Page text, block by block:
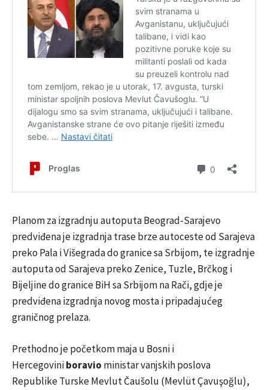
Planom za izgradnju autoputa Beograd-Sarajevo
predviđena je izgradnja trase brze autoceste od Sarajeva
preko Pala i Višegrada do granice sa Srbijom, te izgradnje
autoputa od Sarajeva preko Zenice, Tuzle, Brčkog i
Bijeljine do granice BiH sa Srbijom na Rači, gdje je
predviđena izgradnja novog mosta i pripadajućeg
graničnog prelaza.
Prethodno je početkom maja u Bosni i
Hercegoviniboravio ministar vanjskih poslova
Republike Turske Mevlut Čaušolu (Mevlüt Çavuşoğlu),